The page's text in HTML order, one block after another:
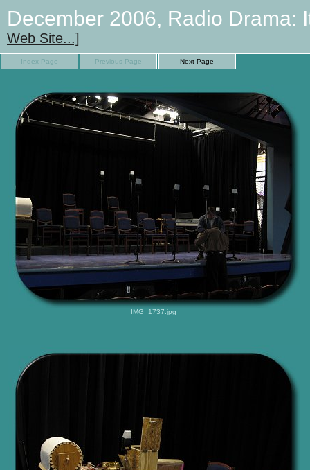
December 2006, Radio Drama:
Web Site...]
Index Page Previous Page Next Page
IMG_1737.jpg